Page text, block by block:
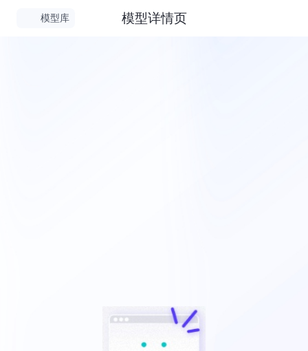
模型库 模型详情页